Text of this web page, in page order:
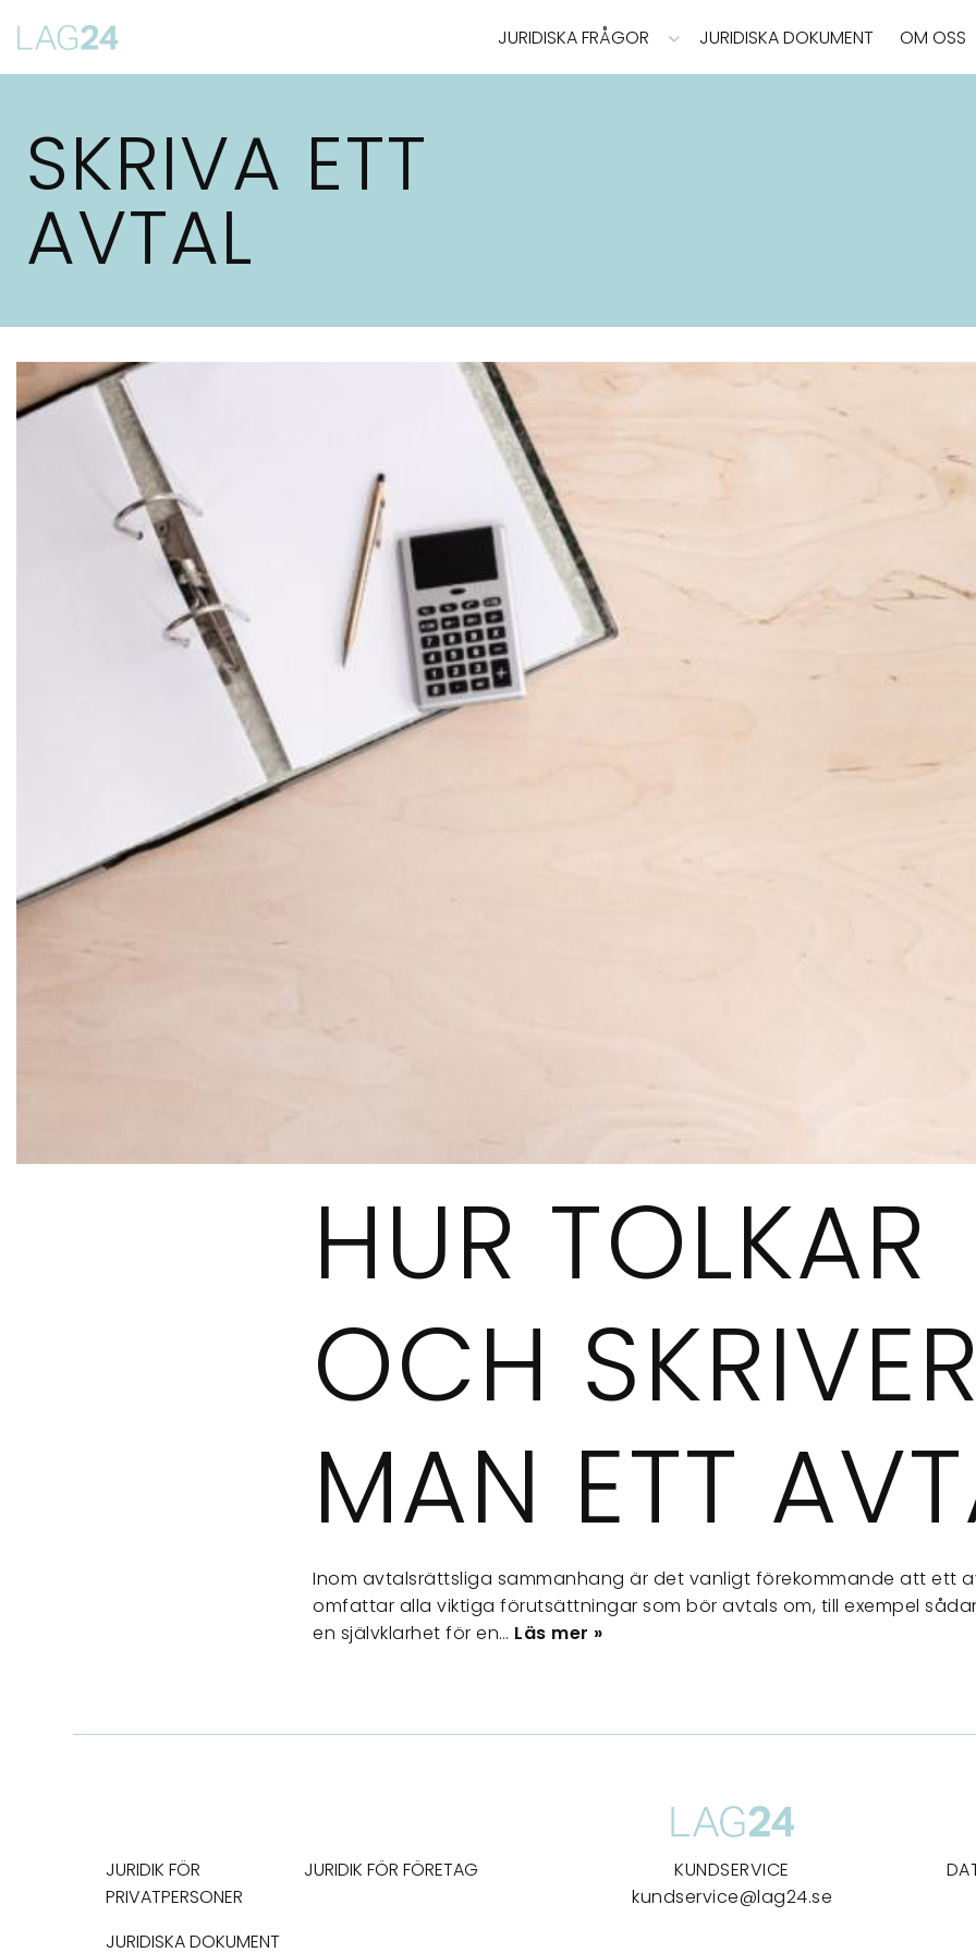
suoraan
JURIDISKA FRÅGOR JURIDISKA DOKUMENT OM OSS
SKRIVA ETT
AVTAL
HUR TOLKAR
OCH
MAN ETT
Inom avtalsrättsliga sammanhang är det vanligt förekommande att ett
omfattar alla viktiga förutsättningar som bör avtals om, till exempel
en självklarhet för en… Läs mer »
JURIDIK FÖR
PRIVATPERSONER
JURIDIK FÖR FÖRETAG
JURIDISKA DOKUMENT
KUNDSERVICE
kundservice@lag24.se